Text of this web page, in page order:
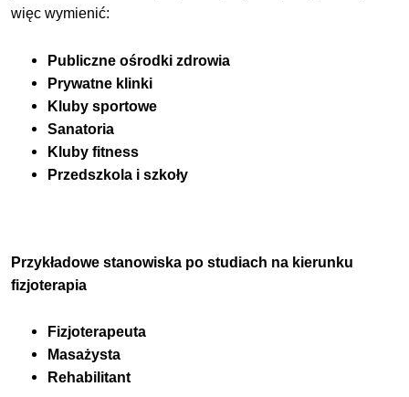
więc wymienić:
Publiczne ośrodki zdrowia
Prywatne klinki
Kluby sportowe
Sanatoria
Kluby fitness
Przedszkola i szkoły
Przykładowe stanowiska po studiach na kierunku
fizjoterapia
Fizjoterapeuta
Masażysta
Rehabilitant